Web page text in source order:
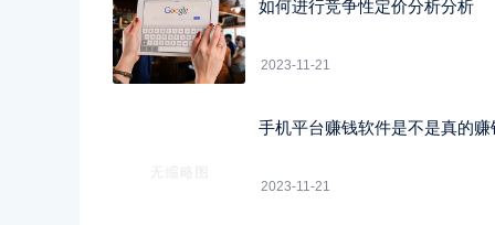
如何进行竞争性定价分析分析
2023-11-21
手机平台赚钱软件是不是真的赚
2023-11-21